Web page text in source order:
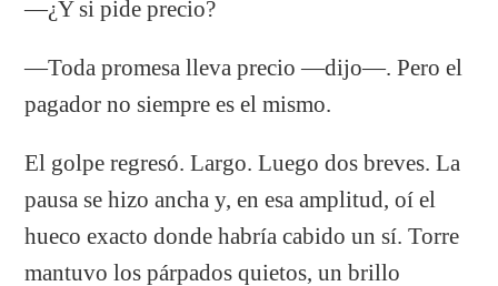
—¿Y si pide precio?
—Toda promesa lleva precio —dijo—. Pero el
pagador no siempre es el mismo.
El golpe regresó. Largo. Luego dos breves. La
pausa se hizo ancha y, en esa amplitud, oí el
hueco exacto donde habría cabido un sí. Torre
mantuvo los párpados quietos, un brillo